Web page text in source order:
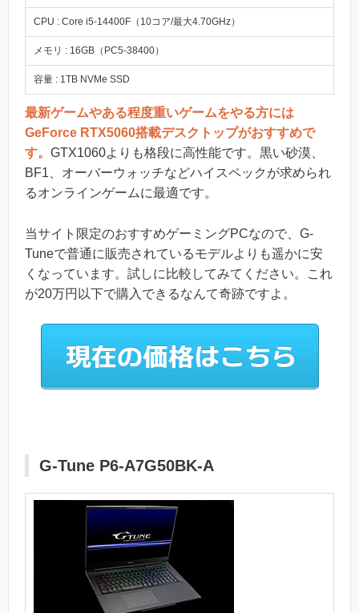
CPU : Core i5-14400F（10コア/最大4.70GHz）
メモリ : 16GB（PC5-38400）
容量 : 1TB NVMe SSD
最新ゲームやある程度重いゲームをやる方には
GeForce RTX5060搭載デスクトップがおすすめで
す。 GTX1060よりも格段に高性能です。黒い砂漠、
BF1、オーバーウォッチなどハイスペックが求められ
るオンラインゲームに最適です。
当サイト限定のおすすめゲーミングPCなので、G-
Tuneで普通に販売されているモデルよりも遥かに安
くなっています。試しに比較してみてください。これ
が20万円以下で購入できるなんて奇跡ですよ。
G-Tune P6-A7G50BK-A